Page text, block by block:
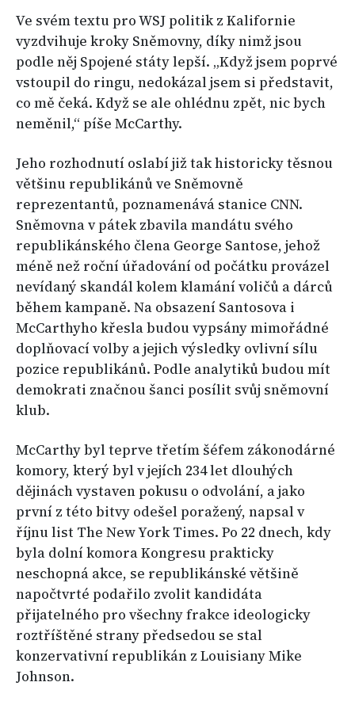
Ve svém textu pro WSJ politik z Kalifornie
vyzdvihuje kroky Sněmovny, díky nimž jsou
podle něj Spojené státy lepší. „Když jsem poprvé
vstoupil do ringu, nedokázal jsem si představit,
co mě čeká. Když se ale ohlédnu zpět, nic bych
neměnil,“ píše McCarthy.
Jeho rozhodnutí oslabí již tak historicky těsnou
většinu republikánů ve Sněmovně
reprezentantů, poznamenává stanice CNN.
Sněmovna v pátek zbavila mandátu svého
republikánského člena George Santose, jehož
méně než roční úřadování od počátku provázel
nevídaný skandál kolem klamání voličů a dárců
během kampaně. Na obsazení Santosova i
McCarthyho křesla budou vypsány mimořádné
doplňovací volby a jejich výsledky ovlivní sílu
pozice republikánů. Podle analytiků budou mít
demokrati značnou šanci posílit svůj sněmovní
klub.
McCarthy byl teprve třetím šéfem zákonodárné
komory, který byl v jejích 234 let dlouhých
dějinách vystaven pokusu o odvolání, a jako
první z této bitvy odešel poražený, napsal v
říjnu list The New York Times. Po 22 dnech, kdy
byla dolní komora Kongresu prakticky
neschopná akce, se republikánské většině
napočtvrté podařilo zvolit kandidáta
přijatelného pro všechny frakce ideologicky
roztříštěné strany předsedou se stal
konzervativní republikán z Louisiany Mike
Johnson.